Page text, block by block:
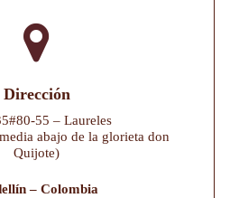
Dirección
55 – Laureles
abajo de la glorieta don
Quijote)
– Colombia